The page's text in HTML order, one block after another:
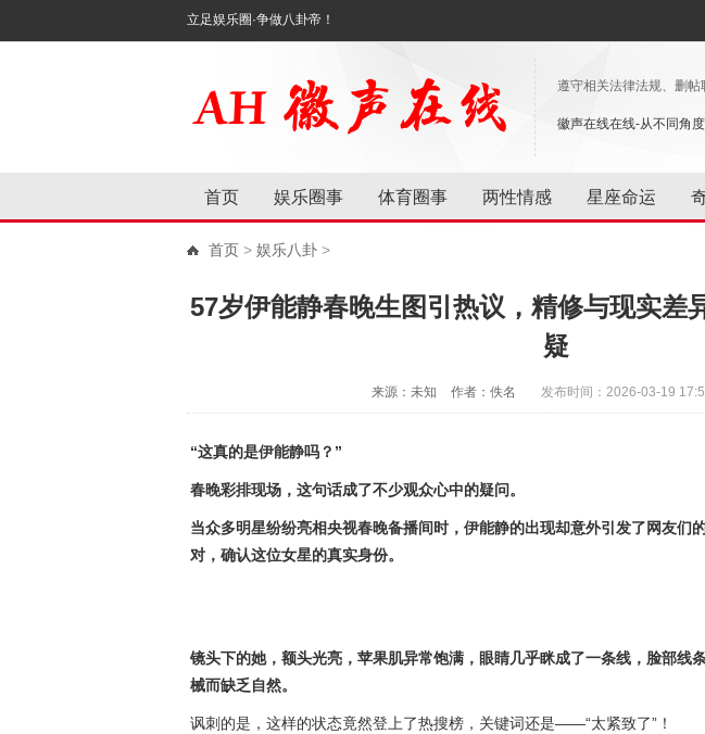
立足娱乐圈·争做八卦帝！
遵守相关法律法规、删帖
徽声在线在线-从不同角
首页 娱乐圈事 体育圈事 两性情感 星座命运
首页 > 娱乐八卦 >
57岁伊能静春晚生图引热议，精修与现实差
疑
来源：未知 作者：佚名 发布时间：2026-03-19
“这真的是伊能静吗？”
春晚彩排现场，这句话成了不少观众心中的疑问。
当众多明星纷纷亮相央视春晚备播间时，伊能静的出现却意外引发了网友们
对，确认这位女星的真实身份。
镜头下的她，额头光亮，苹果肌异常饱满，眼睛几乎眯成了一条线，脸部线
械而缺乏自然。
讽刺的是，这样的状态竟然登上了热搜榜，关键词还是——“太紧致了”！